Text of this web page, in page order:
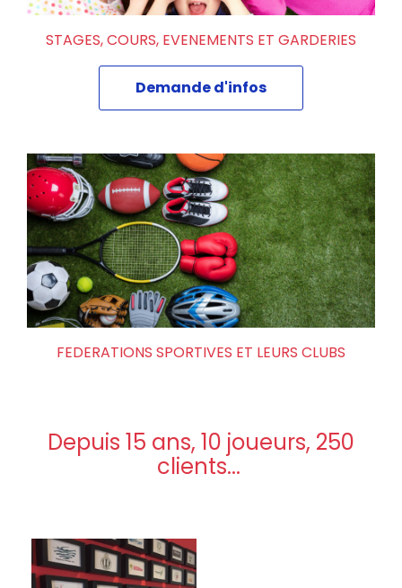
STAGES, COURS, EVENEMENTS ET GARDERIES
Demande d'infos
FEDERATIONS SPORTIVES ET LEURS CLUBS
Depuis 15 ans, 10 joueurs, 250
clients...